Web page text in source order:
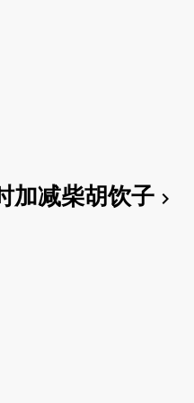
加减柴胡饮子chevron_right